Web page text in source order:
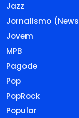
Jazz
Jornalismo
Jovem
MPB
Pagode
Pop
PopRock
Popular